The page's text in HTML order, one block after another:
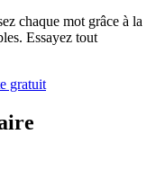
chaque mot grâce à la
Essayez tout
gratuit